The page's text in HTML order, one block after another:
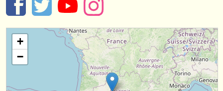
elenchi:
orchestre e teatri lirici
conservatori
orchestre giovanili
+
−